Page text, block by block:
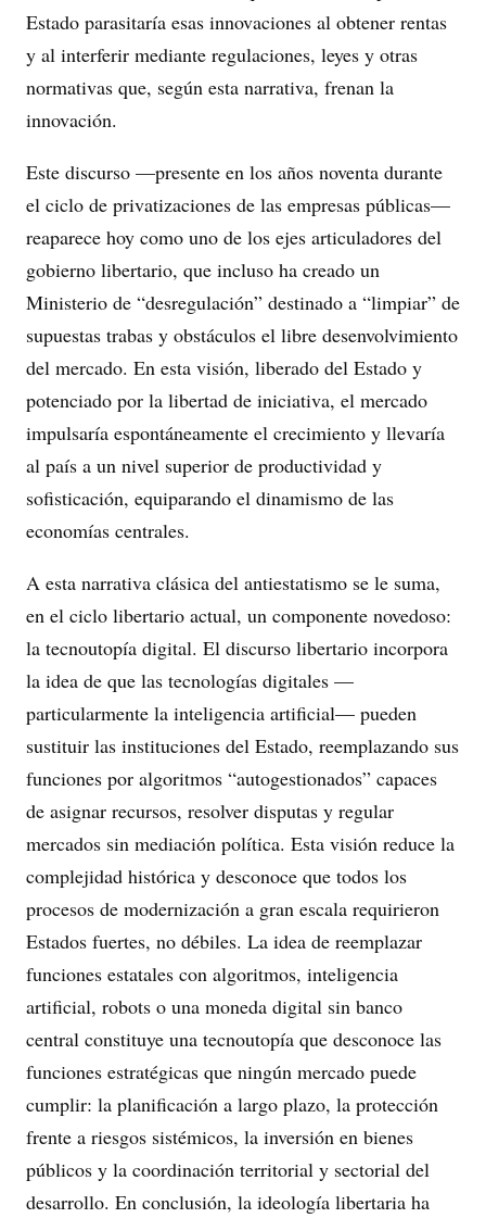
Estado parasitaría esas innovaciones al obtener rentas
y al interferir mediante regulaciones, leyes y otras
normativas que, según esta narrativa, frenan la
innovación.
Este discurso —presente en los años noventa durante
el ciclo de privatizaciones de las empresas públicas—
reaparece hoy como uno de los ejes articuladores del
gobierno libertario, que incluso ha creado un
Ministerio de “desregulación” destinado a “limpiar” de
supuestas trabas y obstáculos el libre desenvolvimiento
del mercado. En esta visión, liberado del Estado y
potenciado por la libertad de iniciativa, el mercado
impulsaría espontáneamente el crecimiento y llevaría
al país a un nivel superior de productividad y
sofisticación, equiparando el dinamismo de las
economías centrales.
A esta narrativa clásica del antiestatismo se le suma,
en el ciclo libertario actual, un componente novedoso:
la tecnoutopía digital. El discurso libertario incorpora
la idea de que las tecnologías digitales —
particularmente la inteligencia artificial— pueden
sustituir las instituciones del Estado, reemplazando sus
funciones por algoritmos “autogestionados” capaces
de asignar recursos, resolver disputas y regular
mercados sin mediación política. Esta visión reduce la
complejidad histórica y desconoce que todos los
procesos de modernización a gran escala requirieron
Estados fuertes, no débiles. La idea de reemplazar
funciones estatales con algoritmos, inteligencia
artificial, robots o una moneda digital sin banco
central constituye una tecnoutopía que desconoce las
funciones estratégicas que ningún mercado puede
cumplir: la planificación a largo plazo, la protección
frente a riesgos sistémicos, la inversión en bienes
públicos y la coordinación territorial y sectorial del
desarrollo. En conclusión, la ideología libertaria ha